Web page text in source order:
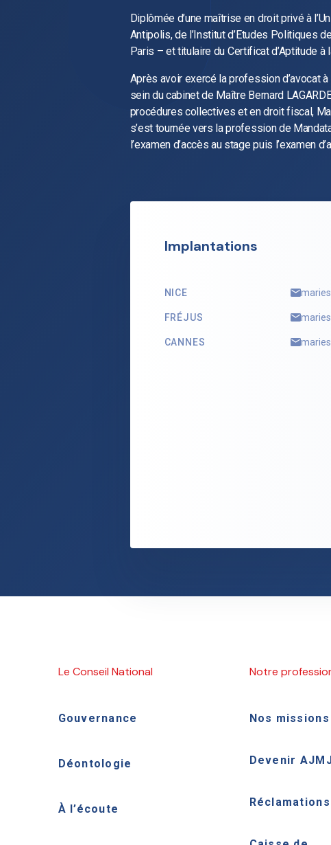
Diplômée d’une maîtrise en droit privé à
Antipolis, de l’Institut d’Etudes Politiques
Paris – et titulaire du Certificat d’Aptitude à
Après avoir exercé la profession d’avocat
sein du cabinet de Maître Bernard
procédures collectives et en droit fiscal,
s’est tournée vers la profession de
l’examen d’accès au stage puis l’examen
Implantations
NICE
FRÉJUS
CANNES
Le Conseil National
Gouvernance
Déontologie
À l’écoute
Notre
Nos missions
Devenir
Réclamations